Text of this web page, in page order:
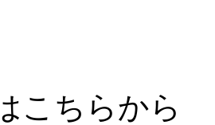
こちらから